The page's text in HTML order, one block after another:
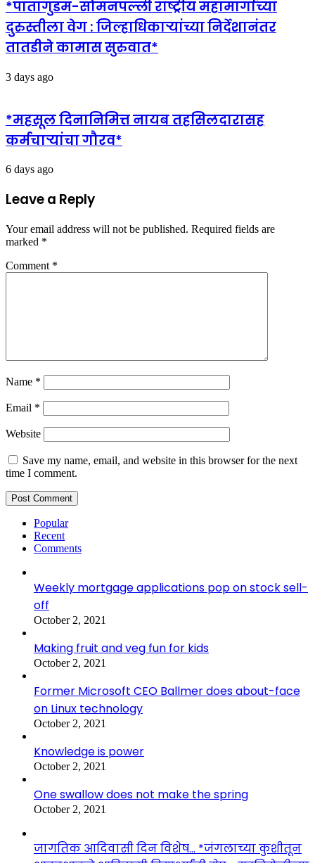
*पातागुडम-सोमनपल्ली राष्ट्रीय महामार्गाच्या
दुरुस्तीला वेग : जिल्हाधिकाऱ्यांच्या निर्देशानंतर
तातडीने कामास सुरुवात*
3 days ago
*महसूल दिनानिमित्त नायब तहसिलदारासह
कर्मचाऱ्यांचा गौरव*
6 days ago
Leave a Reply
Your email address will not be published. Required fields are
marked *
Comment *
Name *
Email *
Website
Save my name, email, and website in this browser for the next
time I comment.
Popular
Recent
Comments
Weekly mortgage applications pop on stock sell-
off
October 2, 2021
Making fruit and veg fun for kids
October 2, 2021
Former Microsoft CEO Ballmer does about-face
on Linux technology
October 2, 2021
Knowledge is power
October 2, 2021
One swallow does not make the spring
October 2, 2021
जागतिक आदिवासी दिन विशेष… *जंगलाच्या कुशीतून